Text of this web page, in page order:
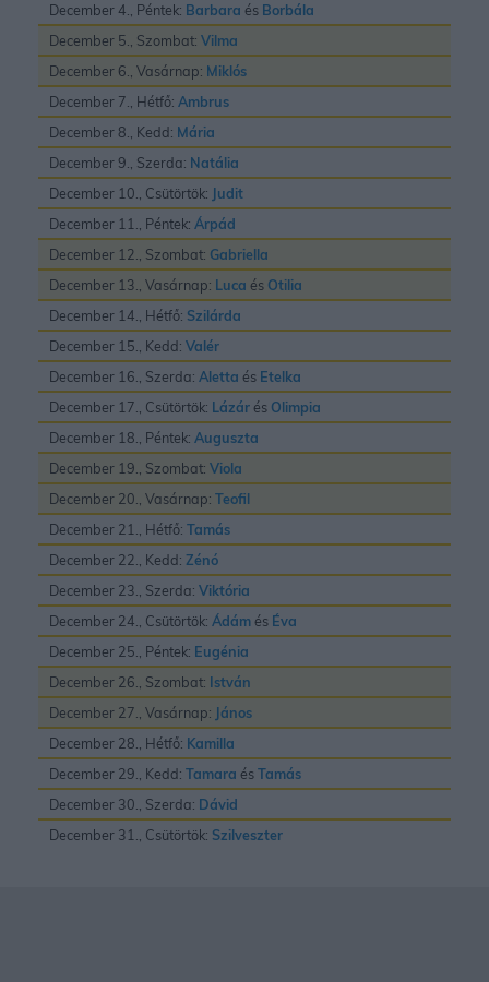
December 4., Péntek: Barbara és Borbála
December 5., Szombat: Vilma
December 6., Vasárnap: Miklós
December 7., Hétfő: Ambrus
December 8., Kedd: Mária
December 9., Szerda: Natália
December 10., Csütörtök: Judit
December 11., Péntek: Árpád
December 12., Szombat: Gabriella
December 13., Vasárnap: Luca és Otilia
December 14., Hétfő: Szilárda
December 15., Kedd: Valér
December 16., Szerda: Aletta és Etelka
December 17., Csütörtök: Lázár és Olimpia
December 18., Péntek: Auguszta
December 19., Szombat: Viola
December 20., Vasárnap: Teofil
December 21., Hétfő: Tamás
December 22., Kedd: Zénó
December 23., Szerda: Viktória
December 24., Csütörtök: Ádám és Éva
December 25., Péntek: Eugénia
December 26., Szombat: István
December 27., Vasárnap: János
December 28., Hétfő: Kamilla
December 29., Kedd: Tamara ésTamás
December 30., Szerda: Dávid
December 31., Csütörtök: Szilveszter